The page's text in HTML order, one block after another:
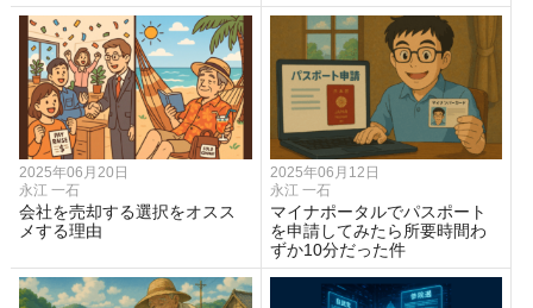
2025年06月20日
永江 一石
会社を売却する選択をオスス
メする理由
2025年06月12日
永江 一石
マイナポータルでパスポート
を申請してみたら所要時間わ
ずか10分だった件